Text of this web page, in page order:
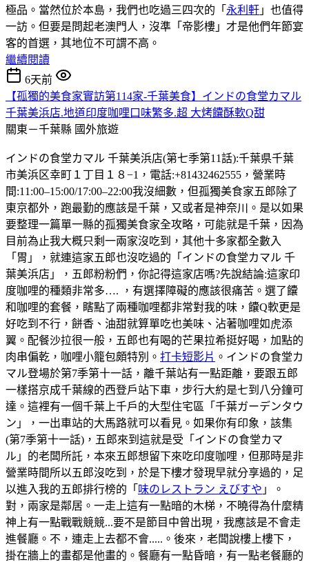
極品。當然位於本島，我們也吃過三四次的「 永利軒 」也值得
一訪。但要是問起老澳門人，沒準「帝影樓」才是他們年節宴
客的首選，其地位不可謂不高。
繼續閱讀
6天前
【孤獨的美食家實訪第114家-千葉美食】インドの食堂カマル
千葉美浜店.地道印度咖哩口味繁多.超 大烤饢酥軟Q甜
關東－千葉縣 國外旅遊
インドの食堂カマル 千葉美浜店(第七季第11話):千葉県千葉
市美浜区幸町１丁目１８−1，電話:+81432462555，營業時
間:11:00–15:00/17:00–22:00我沒細數，但孤獨美食家五郎除了
東京都外，跑最勤的應該是千葉，又或者是神奈川。是以如果
要整理一篇單一縣的孤獨美食家全攻略，可能就是千葉，因為
目前為止我大概只剩一兩家沒吃到，其他十多家都全數入
「胃」，就連這家五郎也沒吃過的「インドの食堂カマル 千
葉美浜店」，五郎粉粉們，你記得這家店嗎?先說結論:這家印
度咖哩的種類非常多…. ，有選擇障礙的應該很痛苦。選了饢
和咖哩的套餐，瞎點了兩種咖哩都非常對我的味，饢Q軟更是
好吃到不行，餅香、油甜就算單吃也美味、沾著咖哩如虎添
翼。配餐沙拉很一般，五郎也有喝的芒果拉希挺好喝，加點的
肉串偏乾，咖哩小籠包頗特別。 打卡短影片 。インドの食堂カ
マル登場於第7季第十一話，離千葉站有一點距離，要跟五郎
一樣搭京成千葉線的西登戶站下車，步行大約是七到八分鐘可
達。這裡有一個千葉上千戶的大型住宅區「千葉ガーデンタウ
ン」，一出車站的大馬路就可以看見。如果你有印象，該集
(第7季第十一話)，五郎來到這就是受「インドの食堂カマ
ル」的老闆所託，本來五郎想留下來吃印度咖哩，但那時是非
營業時間所以五郎沒吃到，於是下樓才發現早就分享過的，足
以進入我的五郎排行榜的「 味のレストラン えびすや 」。
對，兩家是鄰居。一走上這有一點暗的木梯，不曉得為什麼精
神上有一點戰戰競競...要不是節目中曾出現，我應該是不會走
進餐廳。不，連走上去都不會.....。後來，老闆說樓上樓下，
掛在牆上的畫都是他畫的。餐廳有一點昏暗，有一點老餐廳的